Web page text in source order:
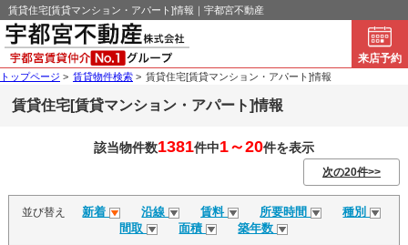
賃貸住宅[賃貸マンション・アパート]情報｜宇都宮不動産
来店予約
トップページ > 賃貸物件検索 > 賃貸住宅[賃貸マンション・アパート]情報
賃貸住宅[賃貸マンション・アパート]情報
該当物件数1381件中1～20件を表示
次の20件>>
並び替え 新着 沿線 賃料 所要時間
種別
間取
面積 築年数